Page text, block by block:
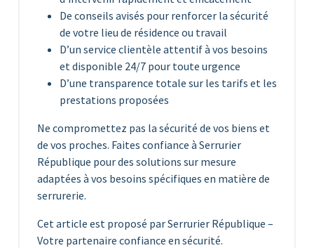
De conseils avisés pour renforcer la sécurité
de votre lieu de résidence ou travail
D’un service clientèle attentif à vos besoins
et disponible 24/7 pour toute urgence
D’une transparence totale sur les tarifs et les
prestations proposées
Ne compromettez pas la sécurité de vos biens et
de vos proches. Faites confiance à Serrurier
République pour des solutions sur mesure
adaptées à vos besoins spécifiques en matière de
serrurerie.
Cet article est proposé par Serrurier République –
Votre partenaire confiance en sécurité.